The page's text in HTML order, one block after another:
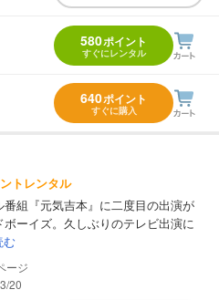
580ポイント
すぐにレンタル
640ポイント
すぐに購入
トレンタル
組『元気吉本』に二度目の出演が
ーイズ。久しぶりのテレビ出演に
む
20